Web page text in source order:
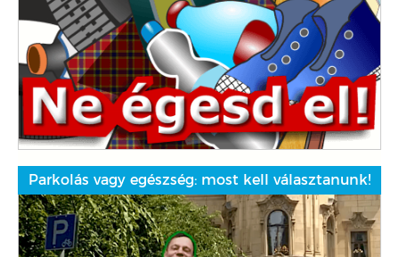
Parkolás vagy egészség: most kell választanunk!